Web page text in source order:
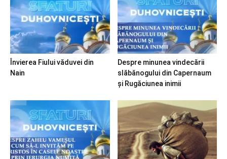
Învierea Fiului văduvei din
Nain
Despre minunea vindecării
slăbănogului din Capernaum
și Rugăciunea inimii